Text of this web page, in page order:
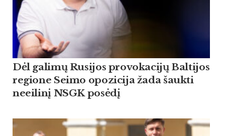
Dėl galimų Rusijos provokacijų Baltijos
regione Seimo opozicija žada šaukti
neeilinį NSGK posėdį